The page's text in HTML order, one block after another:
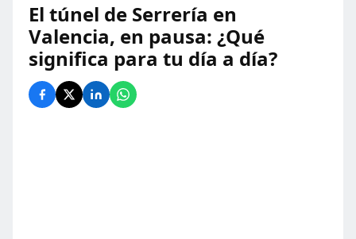
El túnel de Serrería en
Valencia, en pausa: ¿Qué
significa para tu día a día?